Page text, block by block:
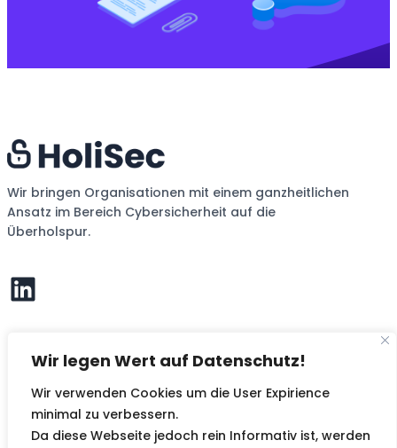
Wir legen Wert auf Datenschutz!
Wir verwenden Cookies um die User Expirience
minimal zu verbessern.
Da diese Webseite jedoch rein Informativ ist, werden
Wir bringen Organisationen mit einem ganzheitlichen
Ansatz im Bereich Cybersicherheit auf die
Überholspur.
LinkedIn
KONTAKT
HoliSec GmbH
Mariahilfer Straße 1
8020 Graz